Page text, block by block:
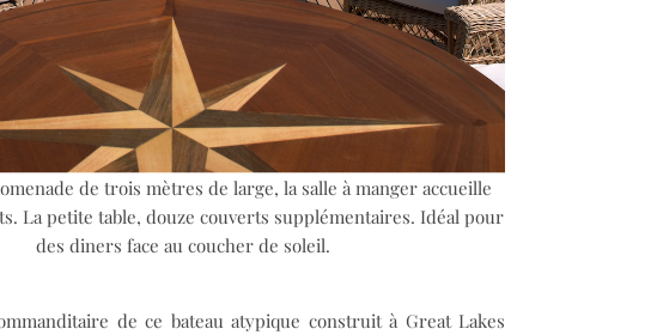
de trois mètres de large, la salle à manger accueille
La petite table, douze couverts supplémentaires. Idéal pour
des diners face au coucher de soleil.
de ce bateau atypique construit à Great Lakes